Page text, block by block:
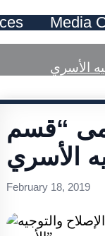
Media
“قسم
February 18, 2019